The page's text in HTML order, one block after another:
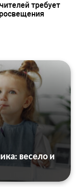
требует
весело и